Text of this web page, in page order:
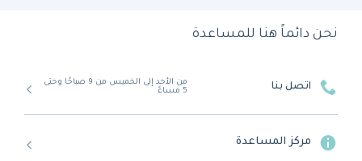
نحن دائماً هنا للمساعدة
اتصل بنا
من الأحد إلى الخميس من 9 صباحًا وحتى
5 مساءً
مركز المساعدة